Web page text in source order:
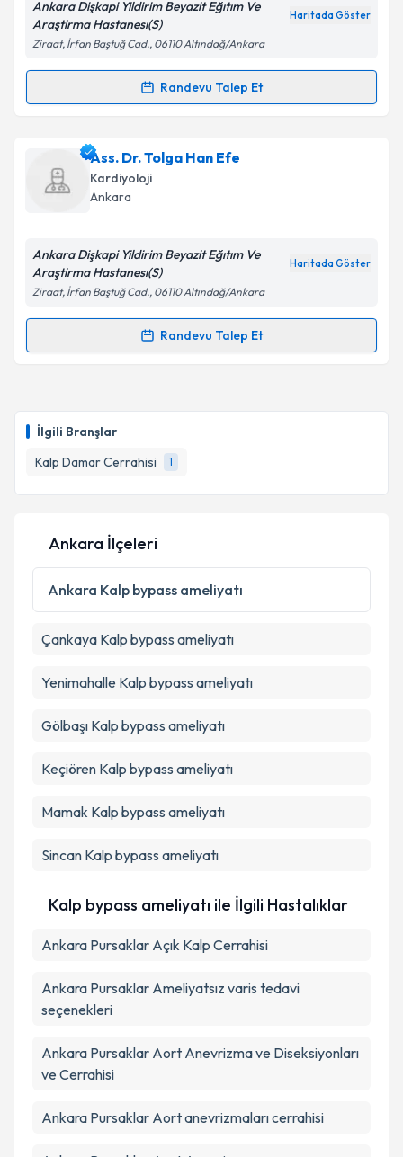
İlgili Branşlar
Kalp Damar Cerrahisi
1
Kişisel verilerimin işlenmesine ilişkin
Aydınlatma
Metni'ni okudum ve kişisel verilerimin belirtilen
Ankara Dişkapi Yildirim Beyazit Eğıtım Ve
Araştirma Hastanesı(S)
Haritada Göster
Ziraat, İrfan Baştuğ Cad., 06110 Altındağ/Ankara
Randevu Talep Et
Randevu Takvimi Talebi
Dr. Sinan İşceniçin randevu takvimi talebi oluşturun.
Size bu uzmandan randevu almanız için bir takvim
hazırlandığında e-posta ile bilgilendireceğiz.
Kişisel verilerimin işlenmesine ilişkinAydınlatma
'ni okudum ve kişisel verilerimin belirtilen
kapsamda işlenmesini kabul ediyorum.
Takvim Talebini Gönder
Ass. Dr. Tolga Han Efe
Kardiyoloji
Ankara
Ankara Dişkapi Yildirim Beyazit Eğıtım Ve
Araştirma Hastanesı(S)
Haritada Göster
Ziraat, İrfan Baştuğ Cad., 06110 Altındağ/Ankara
Randevu Talep Et
Randevu Takvimi Talebi
takvim hazırlandığında e-posta ile bilgilendireceğiz.
E-posta Adresiniz
Kişisel verilerimin işlenmesine ilişkinAydınlatma
Metni 'ni okudum ve kişisel verilerimin belirtilen
kapsamda işlenmesini kabul ediyorum.
Ankara İlçeleri
Ankara Kalp bypass ameliyatı
Çankaya Kalp bypass ameliyatı
Yenimahalle Kalp bypass ameliyatı
Gölbaşı Kalp bypass ameliyatı
Keçiören Kalp bypass ameliyatı
Mamak Kalp bypass ameliyatı
Sincan Kalp bypass ameliyatı
Kalp bypass ameliyatı ile İlgili Hastalıklar
Ankara Pursaklar Açık Kalp Cerrahisi
Ankara Pursaklar Ameliyatsız varis tedavi
seçenekleri
Ankara Pursaklar Aort Anevrizma ve Diseksiyonları
ve Cerrahisi
Ankara Pursaklar Aort anevrizmaları cerrahisi